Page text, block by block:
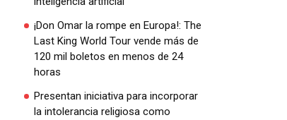
¡Don Omar la rompe en Europa!: The
Last King World Tour vende más de
120 mil boletos en menos de 24
horas
Presentan iniciativa para incorporar
la intolerancia religiosa como